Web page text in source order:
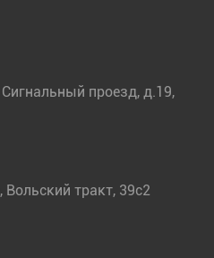
Сигнальный проезд, д.19,
, Вольский тракт, 39с2